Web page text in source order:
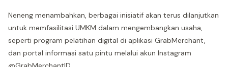
Neneng menambahkan, berbagai inisiatif akan terus dilanjutkan
untuk memfasilitasi UMKM dalam mengembangkan usaha,
seperti program pelatihan digital di aplikasi GrabMerchant,
dan portal informasi satu pintu melalui akun Instagram